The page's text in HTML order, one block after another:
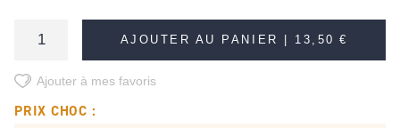
AJOUTER AU PANIER | 13,50 €
Ajouter à mes favoris
PRIX CHOC :